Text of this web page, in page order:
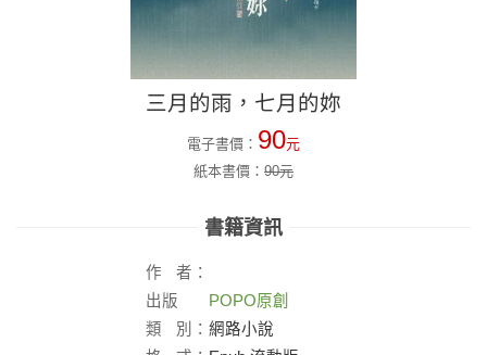
三月的雨，七月的妳
電子書價： 90元
紙本書價： 90元
書籍資訊
作
者：
出版
社：
POPO原創
類
別： 網路小說